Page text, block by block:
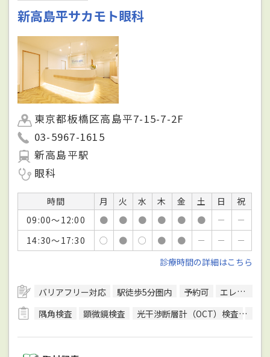
新高島平サカモト眼科
東京都板橋区高島平7-15-7-2F
03-5967-1615
新高島平駅
眼科
時間 月 火 水 木 金 土 日
祝
09:00～12:00
● ● ● ● ● ● －
－
14:30～17:30
○ ● ○ ● ● － －
－
診療時間の詳細はこちら
バリアフリー対応 駅徒歩5分圏内 予約可
エレベーターあり
隅角検査
顕微鏡検査 光干渉断層計（OCT）検査